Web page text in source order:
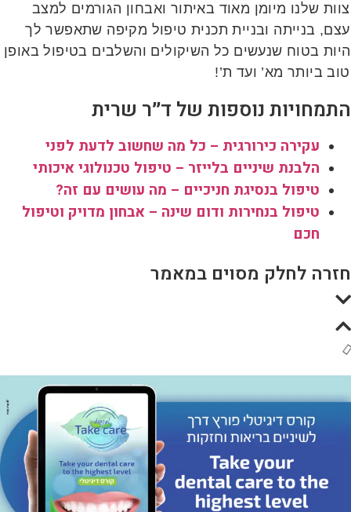
שלנו מיומן מאוד באיתור ואבחון הגורמים למצב
בנייתה ובניית תכנית טיפול מקיפה שתאפשר לך
בטוח שנעשים כל השיקולים והשלבים בטיפול באופן
ביותר מא’ ועד ת’!
נוספות של ד״ר שרית
עקירה כירורגית – כל מה שחשוב לדעת לפני
הלבנת שיניים בלייזר – טיפול טכנולוגי איכותי
טיפול בנסיגת חניכיים – מה עושים עם זה?
טיפול בנחירות ודום שינה – אבחון מדויק וטיפול
חכם
לחלק מסוים במאמר